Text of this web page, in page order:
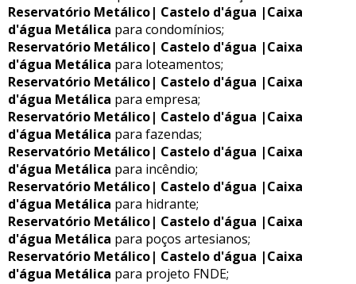
Reservatório Metálico| Castelo d'água |Caixa
d'água Metálica para condomínios;
Reservatório Metálico| Castelo d'água |Caixa
d'água Metálica para loteamentos;
Reservatório Metálico| Castelo d'água |Caixa
d'água Metálica para empresa;
Reservatório Metálico| Castelo d'água |Caixa
d'água Metálica para fazendas;
Reservatório Metálico| Castelo d'água |Caixa
d'água Metálica para incêndio;
Reservatório Metálico| Castelo d'água |Caixa
d'água Metálica para hidrante;
Reservatório Metálico| Castelo d'água |Caixa
d'água Metálica para poços artesianos;
Reservatório Metálico| Castelo d'água |Caixa
d'água Metálica para projeto FNDE;